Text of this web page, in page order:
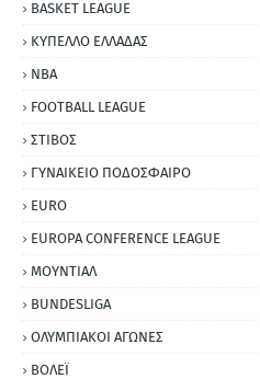
BASKET LEAGUE
ΚΥΠΕΛΛΟ ΕΛΛΑΔΑΣ
NBA
FOOTBALL LEAGUE
ΣΤΙΒΟΣ
ΓΥΝΑΙΚΕΙΟ ΠΟΔΟΣΦΑΙΡΟ
EURO
EUROPA CONFERENCE LEAGUE
ΜΟΥΝΤΙΑΛ
BUNDESLIGA
ΟΛΥΜΠΙΑΚΟΙ ΑΓΩΝΕΣ
ΒΟΛΕΪ